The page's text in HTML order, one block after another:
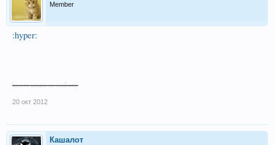
Member
:hyper:
просто клацни по смайлику
20 окт 2012
Кашалот